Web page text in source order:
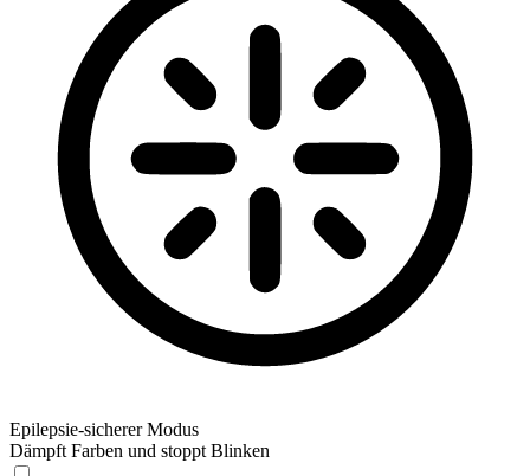
Epilepsie-sicherer Modus
Dämpft Farben und stoppt Blinken